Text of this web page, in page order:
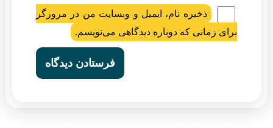
ذخیره نام، ایمیل و وبسایت من در مرورگر
برای زمانی که دوباره دیدگاهی می‌نویسم.